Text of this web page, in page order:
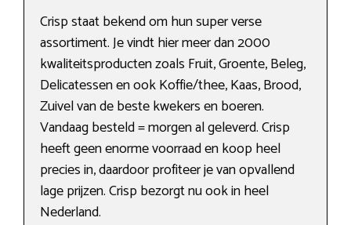
Crisp staat bekend om hun super verse
assortiment. Je vindt hier meer dan 2000
kwaliteitsproducten zoals Fruit, Groente, Beleg,
Delicatessen en ook Koffie/thee, Kaas, Brood,
Zuivel van de beste kwekers en boeren.
Vandaag besteld = morgen al geleverd. Crisp
heeft geen enorme voorraad en koop heel
precies in, daardoor profiteer je van opvallend
lage prijzen. Crisp bezorgt nu ook in heel
Nederland.